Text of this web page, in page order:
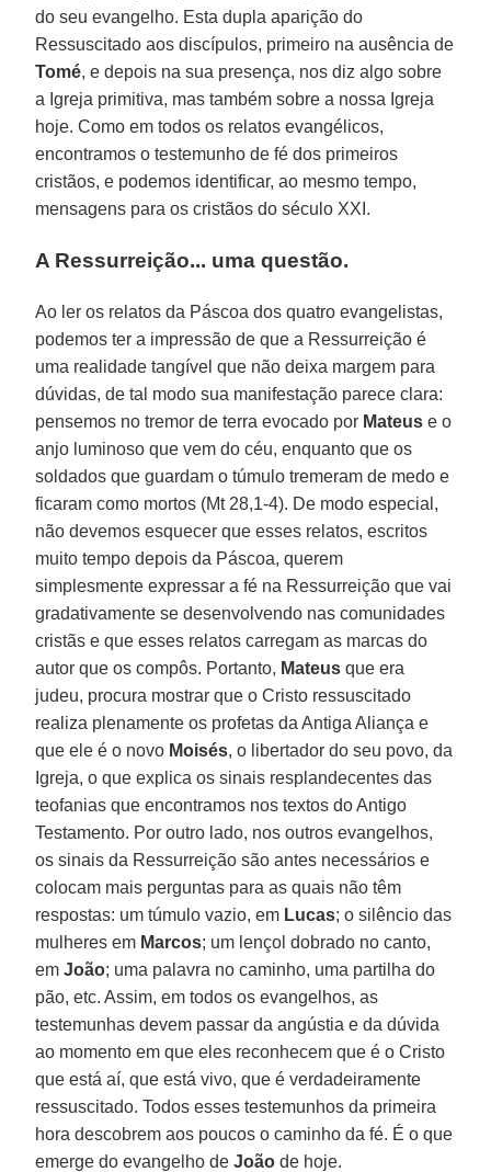
do seu evangelho. Esta dupla aparição do
Ressuscitado aos discípulos, primeiro na ausência de
Tomé, e depois na sua presença, nos diz algo sobre
a Igreja primitiva, mas também sobre a nossa Igreja
hoje. Como em todos os relatos evangélicos,
encontramos o testemunho de fé dos primeiros
cristãos, e podemos identificar, ao mesmo tempo,
mensagens para os cristãos do século XXI.
A Ressurreição... uma questão.
Ao ler os relatos da Páscoa dos quatro evangelistas,
podemos ter a impressão de que a Ressurreição é
uma realidade tangível que não deixa margem para
dúvidas, de tal modo sua manifestação parece clara:
pensemos no tremor de terra evocado por Mateus e o
anjo luminoso que vem do céu, enquanto que os
soldados que guardam o túmulo tremeram de medo e
ficaram como mortos (Mt 28,1-4). De modo especial,
não devemos esquecer que esses relatos, escritos
muito tempo depois da Páscoa, querem
simplesmente expressar a fé na Ressurreição que vai
gradativamente se desenvolvendo nas comunidades
cristãs e que esses relatos carregam as marcas do
autor que os compôs. Portanto, Mateus que era
judeu, procura mostrar que o Cristo ressuscitado
realiza plenamente os profetas da Antiga Aliança e
que ele é o novo Moisés, o libertador do seu povo, da
Igreja, o que explica os sinais resplandecentes das
teofanias que encontramos nos textos do Antigo
Testamento. Por outro lado, nos outros evangelhos,
os sinais da Ressurreição são antes necessários e
colocam mais perguntas para as quais não têm
respostas: um túmulo vazio, em Lucas; o silêncio das
mulheres em Marcos; um lençol dobrado no canto,
emJoão; uma palavra no caminho, uma partilha do
pão, etc. Assim, em todos os evangelhos, as
testemunhas devem passar da angústia e da dúvida
ao momento em que eles reconhecem que é o Cristo
que está aí, que está vivo, que é verdadeiramente
ressuscitado. Todos esses testemunhos da primeira
hora descobrem aos poucos o caminho da fé. É o que
emerge do evangelho deJoão de hoje.